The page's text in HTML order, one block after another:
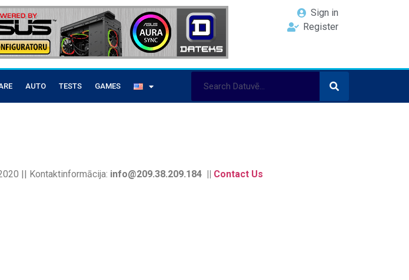
Sign in
Register
AUTO TESTS GAMES
|| Kontaktinformācija: info@209.38.209.184 || Contact Us